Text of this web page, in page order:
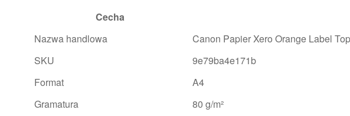
Cecha
Nazwa handlowa
Canon Papier Xero Orange Label
SKU
9e79ba4e171b
Format
A4
Gramatura
80 g/m²